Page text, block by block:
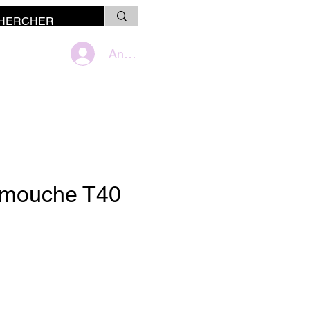
Anmelden
T40